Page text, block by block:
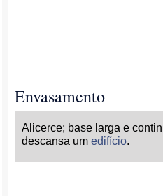
Envasamento
Alicerce; base larga e
descansa umedifício.